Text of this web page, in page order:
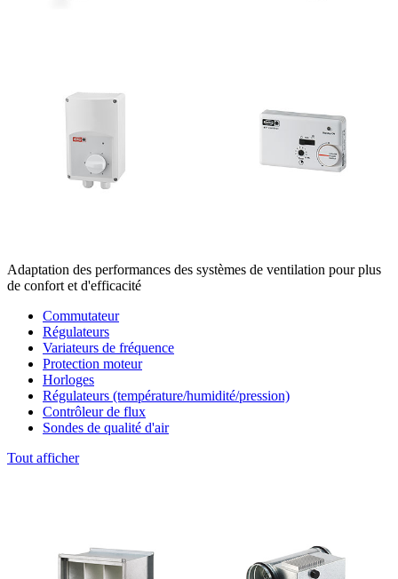
Adaptation des performances des systèmes de ventilation pour plus
de confort et d'efficacité
Commutateur
Régulateurs
Variateurs de fréquence
Protection moteur
Horloges
Régulateurs (température/humidité/pression)
Contrôleur de flux
Sondes de qualité d'air
Tout afficher